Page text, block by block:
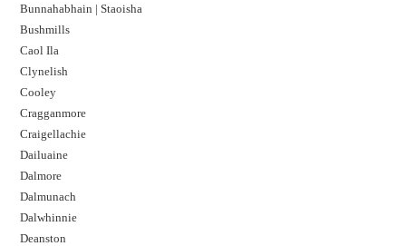
Bunnahabhain | Staoisha
Bushmills
Caol Ila
Clynelish
Cooley
Cragganmore
Craigellachie
Dailuaine
Dalmore​
Dalmunach
Dalwhinnie
Deanston